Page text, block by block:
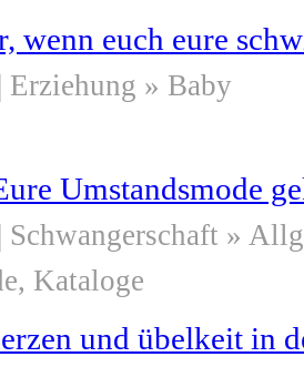
wenn euch eure
| Erziehung » Baby
Umstandsmode
| Schwangerschaft »
Kataloge
und übelkeit in